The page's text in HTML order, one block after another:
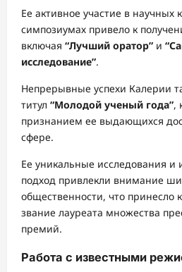
Ее активное участие в научных
симпозиумах привело к
включая “Лучший оратор” и
исследование”.
Непрерывные успехи Калерии
титул “Молодой ученый года”,
признанием ее выдающихся
сфере.
Ее уникальные исследования
подход привлекли внимание
общественности, что принесло
звание лауреата множества
премий.
Работа с известными